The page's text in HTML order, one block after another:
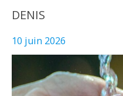
DENIS
10 juin 2026